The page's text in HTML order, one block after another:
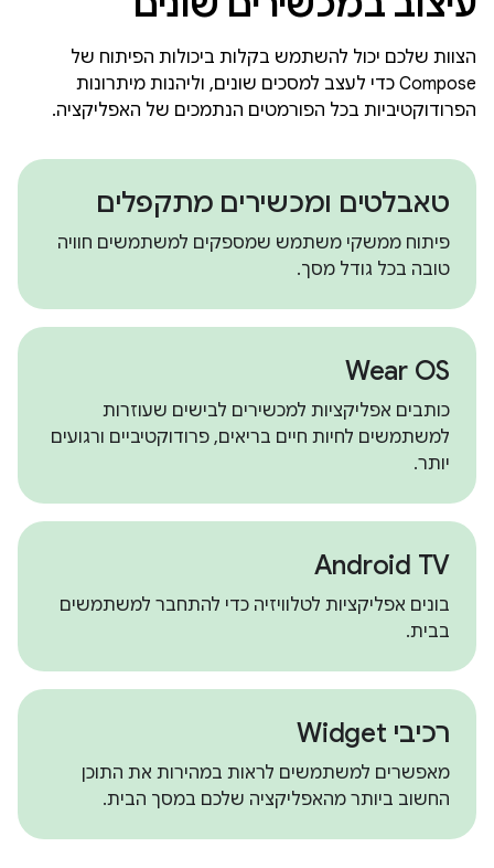
הצוות שלכם יכול להשתמש בקלות ביכולות הפיתוח של
Compose כדי לעצב למסכים שונים, וליהנות מיתרונות
הפרודוקטיביות בכל הפורמטים הנתמכים של האפליקציה.
טאבלטים ומכשירים מתקפלים
פיתוח ממשקי משתמש שמספקים למשתמשים חוויה
טובה בכל גודל מסך.
Wear OS
כותבים אפליקציות למכשירים לבישים שעוזרות
למשתמשים לחיות חיים בריאים, פרודוקטיביים ורגועים
יותר.
Android TV
בונים אפליקציות לטלוויזיה כדי להתחבר למשתמשים
בבית.
רכיבי Widget
מאפשרים למשתמשים לראות במהירות את התוכן
החשוב ביותר מהאפליקציה שלכם במסך הבית.